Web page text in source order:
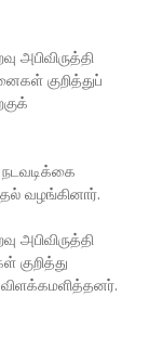
அபிவிருத்தி
குறித்துப்
வழங்கினார்.
அபிவிருத்தி
விளக்கமளித்தனர்.